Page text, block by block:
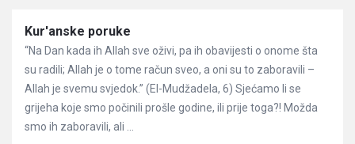
Članci
Kur'anske poruke
“Na Dan kada ih Allah sve oživi, pa ih obavijesti o onome šta
su radili; Allah je o tome račun sveo, a oni su to zaboravili –
Allah je svemu svjedok.” (El-Mudžadela, 6) Sjećamo li se
grijeha koje smo počinili prošle godine, ili prije toga?! Možda
smo ih zaboravili, ali ...